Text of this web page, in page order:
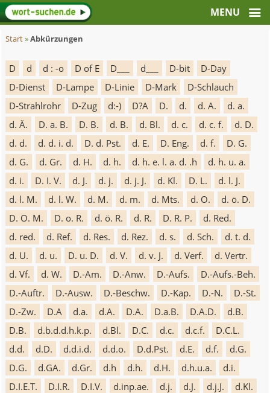
Start»Abkürzungen
D d d : -o D of E D___ d___ D-bit
D-Day
D-Dienst
D-Lampe D-Linie D-Mark
D-Schlauch
D-Strahlrohr
D-Zug d:-) D?A D. d. d. A.
d. a.
d. Ä.
D. a. B. D. B. d. B. d. Bl. d. c. d. c. f.
d. D.
d. d.
d. d. i. d. D. d. Pst. d. E. D. Eng. d. f.
D. G.
d. G.
d. Gr. d. H. d. h. d. h. e. l. a. d. .h
d. h. u. a.
d. i.
D. I. V. d. J. d. j. d. j. J. d. Kl. D. L.
d. l. J.
d. l. M.
d. l. W. d. M. d. m. d. Mts. d. O.
d. ö. D.
D. O. M.
D. o. R. d. ö. R. d. R. D. R. P.
d. Red.
d. red.
d. Ref. d. Res. d. Rez. d. s. d. Sch.
d. t. d.
d. U.
d. u. D. u. D. d. V. d. v. J. d. Verf.
d. Vertr.
d. Vf.
d. W. D.-Am. D.-Anw. D.-Aufs.
D.-Aufs.-Beh.
D.-Auftr.
D.-Ausw. D.-Beschw. D.-Kap. D.-N.
D.-St.
D.-Zw.
D.A d.a. d.A. D.A. D.a.B. D.A.D.
d.B.
D.B.
d.b.d.d.h.k.p. d.Bl. D.C. d.c. d.c.f.
D.C.L.
d.d.
d.D. d.d.i.d. d.d.o. D.d.Pst. d.E. d.f.
d.G.
D.G.
d.GA. d.Gr. d.h d.h. d.H. d.h.u.a.
d.i.
D.I.E.T.
D.I.R. D.I.V. d.inp.ae. d.j. d.J. d.j.J.
d.Kl.